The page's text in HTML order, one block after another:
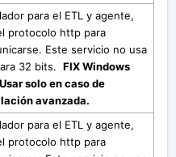
para el ETL y agente,
protocolo http para
Este servicio no usa
32 bits. FIX Windows
Usar solo en caso de
avanzada.
para el ETL y agente,
protocolo http para